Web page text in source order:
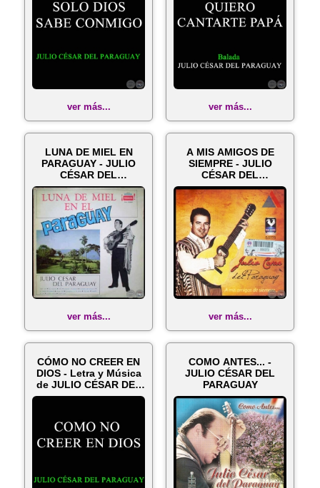
ver más... ver más...
LUNA DE MIEL EN
PARAGUAY - JULIO
CÉSAR DEL
PARAGUAY - Año 1960
ver más...
A MIS AMIGOS DE
SIEMPRE - JULIO
CÉSAR DEL
PARAGUAY
ver más...
CÓMO NO CREER EN
DIOS - Letra y Música
de JULIO CÉSAR DEL
PARAGUA...
COMO ANTES... -
JULIO CÉSAR DEL
PARAGUAY